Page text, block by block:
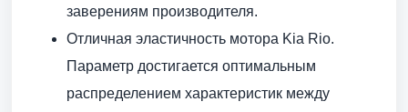
заверениям производителя.
Отличная эластичность мотора Kia Rio.
Параметр достигается оптимальным
распределением характеристик между